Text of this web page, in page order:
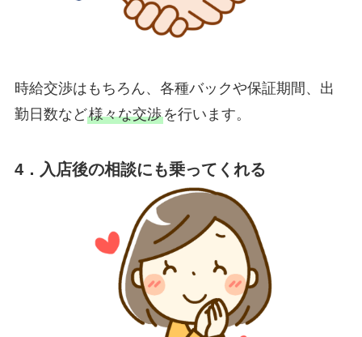
時給交渉はもちろん、各種バックや保証期間、出
勤日数など様々な交渉を行います。
4．入店後の相談にも乗ってくれる